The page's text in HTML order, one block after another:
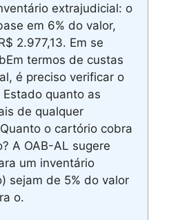
extrajudicial: o
em 6% do valor,
2.977,13. Em se
termos de custas
é preciso verificar o
quanto as
de qualquer
o cartório cobra
A OAB-AL sugere
um inventário
sejam de 5% do valor
o.